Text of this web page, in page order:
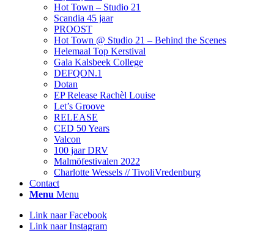
Hot Town – Studio 21
Scandia 45 jaar
PROOST
Hot Town @ Studio 21 – Behind the Scenes
Helemaal Top Kerstival
Gala Kalsbeek College
DEFQON.1
Dotan
EP Release Rachèl Louise
Let’s Groove
RELEASE
CED 50 Years
Valcon
100 jaar DRV
Malmöfestivalen 2022
Charlotte Wessels // TivoliVredenburg
Contact
Menu Menu
Link naar Facebook
Link naar Instagram